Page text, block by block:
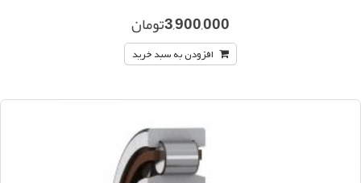
3,900,000تومان
افزودن به سبد خرید